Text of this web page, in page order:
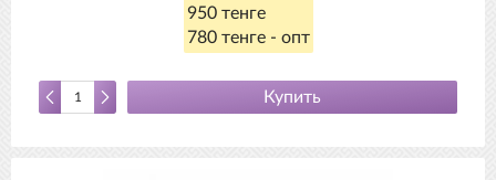
950 тенге
780 тенге - опт
Купить